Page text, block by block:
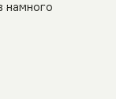
намного